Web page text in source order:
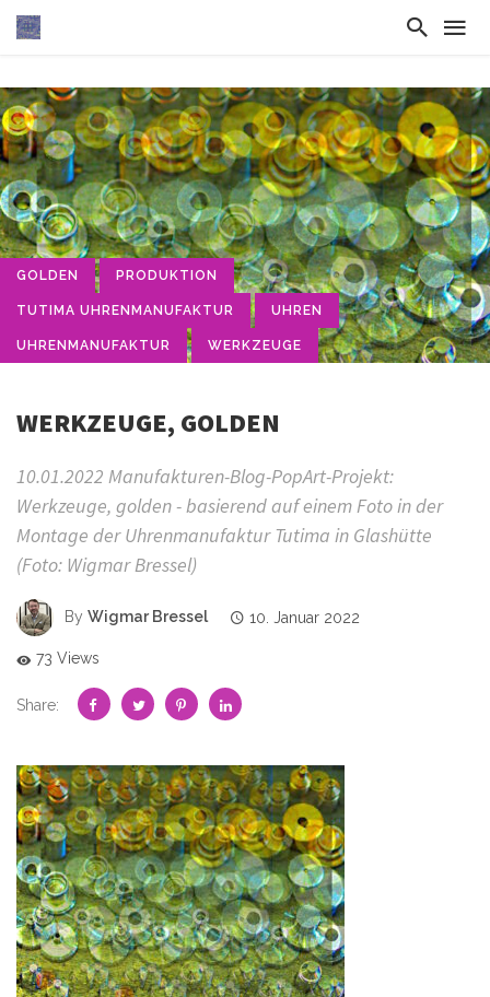
GOLDEN PRODUKTION
TUTIMA UHRENMANUFAKTUR UHREN
UHRENMANUFAKTUR WERKZEUGE
WERKZEUGE, GOLDEN
10.01.2022 Manufakturen-Blog-PopArt-Projekt:
Werkzeuge, golden - basierend auf einem Foto in der
Montage der Uhrenmanufaktur Tutima in Glashütte
(Foto: Wigmar Bressel)
By Wigmar Bressel 10. Januar 2022
73 Views
Share: